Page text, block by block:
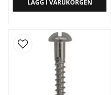
LÄGG I VARUKORGEN